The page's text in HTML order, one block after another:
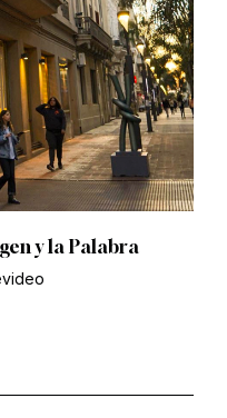
y la Palabra